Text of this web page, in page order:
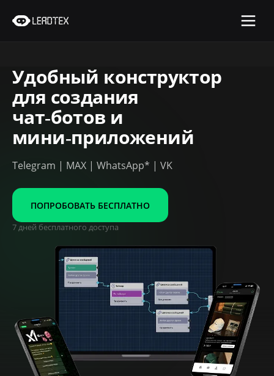
Удобный конструктор
для создания
чат‑ботов и
мини‑приложений
Telegram | MAX | WhatsApp* | VK
ПОПРОБОВАТЬ БЕСПЛАТНО
7 дней бесплатного доступа